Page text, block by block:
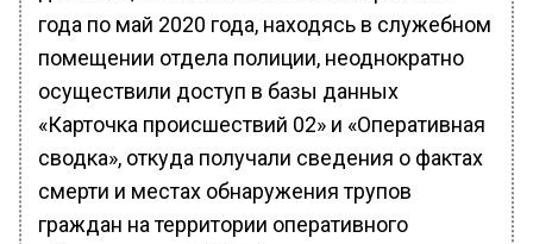
года по май 2020 года, находясь в служебном
помещении отдела полиции, неоднократно
осуществили доступ в базы данных
«Карточка происшествий 02» и «Оперативная
сводка», откуда получали сведения о фактах
смерти и местах обнаружения трупов
граждан на территории оперативного